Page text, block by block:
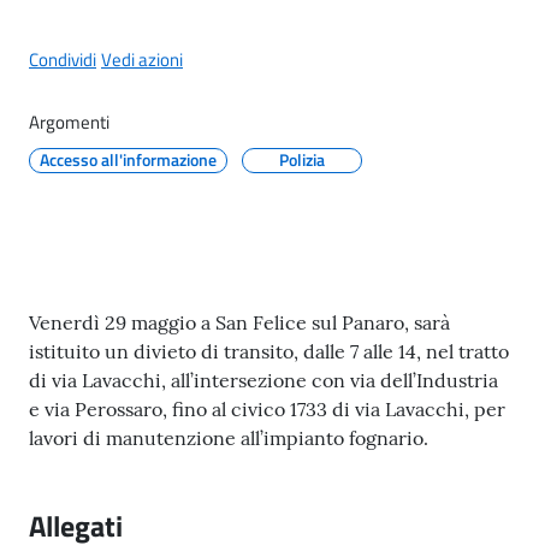
A
t
i
S
a
n
f
l
i
CondividiVedi azioni
Argomenti
Accesso all'informazione Polizia
Contenuto
Venerdì 29 maggio a San Felice sul Panaro, sarà
istituito un divieto di transito, dalle 7 alle 14, nel tratto
di via Lavacchi, all’intersezione con via dell’Industria
e via Perossaro, fino al civico 1733 di via Lavacchi, per
lavori di manutenzione all’impianto fognario.
Allegati